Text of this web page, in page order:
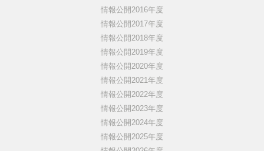
情報公開2016年度
情報公開2017年度
情報公開2018年度
情報公開2019年度
情報公開2020年度
情報公開2021年度
情報公開2022年度
情報公開2023年度
情報公開2024年度
情報公開2025年度